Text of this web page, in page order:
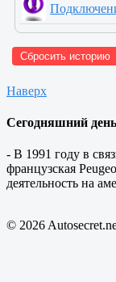
Сбросить историю
Наверх
Сегодняшний
- В 1991 году в
французская
деятельность на
© 2026